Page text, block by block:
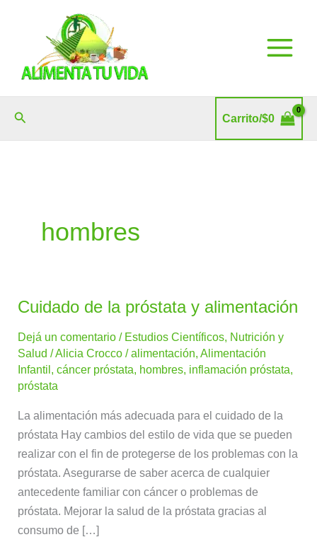
Buscar Carrito/$0
hombres
Cuidado de la próstata y alimentación
Dejá un comentario / Estudios Científicos, Nutrición y
Salud /Alicia Crocco/alimentación,Alimentación
Infantil,cáncer próstata, hombres, inflamación próstata,
próstata
La alimentación más adecuada para el cuidado de la
próstata Hay cambios del estilo de vida que se pueden
realizar con el fin de protegerse de los problemas con la
próstata. Asegurarse de saber acerca de cualquier
antecedente familiar con cáncer o problemas de
próstata. Mejorar la salud de la próstata gracias al
consumo de […]
Cuidado
la
próstata
y